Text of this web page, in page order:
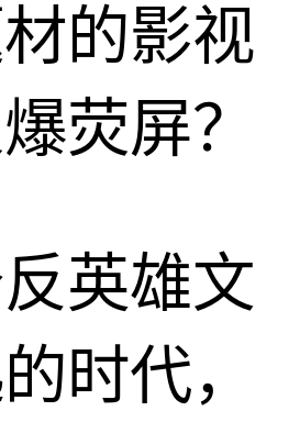
的影视
荧屏？
英雄文
时代，